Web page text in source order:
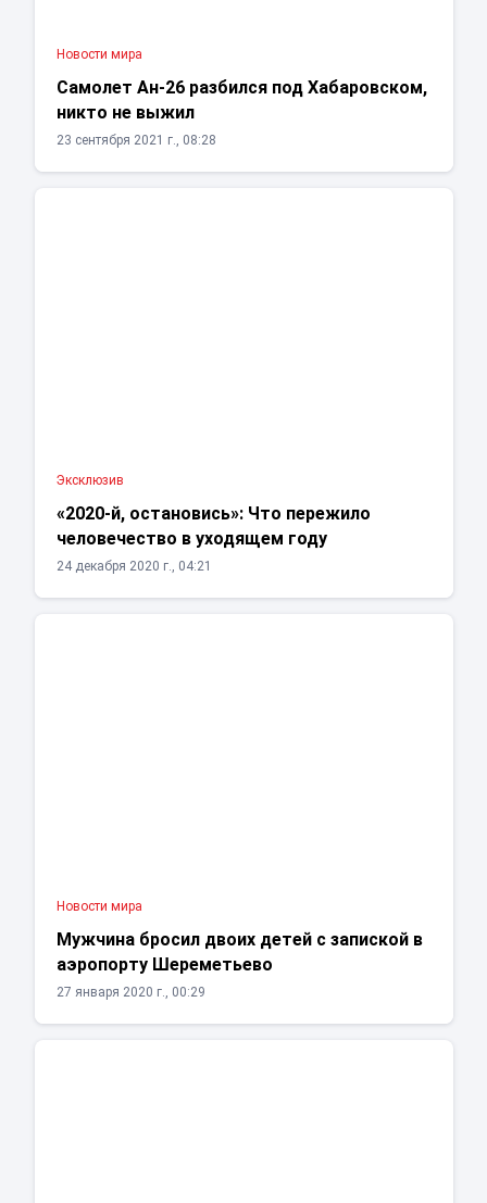
Новости мира
Самолет Ан-26 разбился под Хабаровском,
никто не выжил
23 сентября 2021 г., 08:28
Эксклюзив
«2020-й, остановись»: Что пережило
человечество в уходящем году
24 декабря 2020 г., 04:21
Новости мира
Мужчина бросил двоих детей с запиской в
аэропорту Шереметьево
27 января 2020 г., 00:29